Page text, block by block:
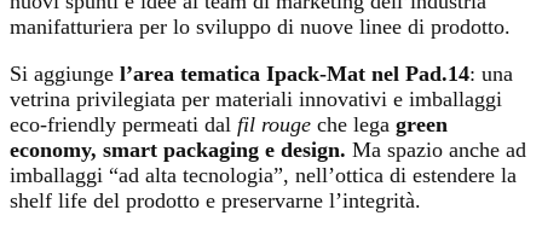
manifatturiera per lo sviluppo di nuove linee di prodotto.
Si aggiunge l’area tematica Ipack-Mat nel Pad.14: una
vetrina privilegiata per materiali innovativi e imballaggi
eco-friendly permeati dal fil rouge che lega green
economy, smart packaging e design. Ma spazio anche ad
imballaggi “ad alta tecnologia”, nell’ottica di estendere la
shelf life del prodotto e preservarne l’integrità.